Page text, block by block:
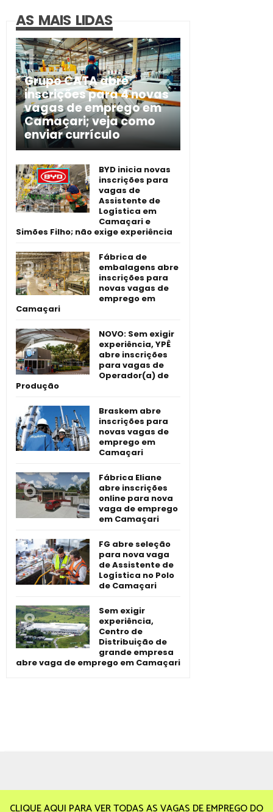
AS MAIS LIDAS
Grupo CATA abre
inscrições para 4 novas
vagas de emprego em
Camaçari; veja como
enviar currículo
BYD inicia novas
inscrições para
vagas de
Assistente de
Logística em
Camaçari e
Simões Filho; não exige experiência
Fábrica de
embalagens abre
inscrições para
novas vagas de
emprego em
Camaçari
NOVO: Sem exigir
experiência, YPÊ
abre inscrições
para vagas de
Operador(a) de
Produção
Braskem abre
inscrições para
novas vagas de
emprego em
Camaçari
Fábrica Eliane
abre inscrições
online para nova
vaga de emprego
em Camaçari
FG abre seleção
para nova vaga
de Assistente de
Logística no Polo
de Camaçari
Sem exigir
experiência,
Centro de
Distribuição de
grande empresa
abre vaga de emprego em Camaçari
CLIQUE AQUI PARA VER TODAS AS VAGAS DE EMPREGO DO